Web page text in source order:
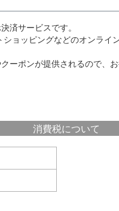
済サービスです。
ョッピングなどのオンライ
ーポンが提供されるので、
消費税について